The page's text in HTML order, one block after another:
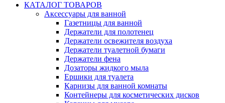
КАТАЛОГ ТОВАРОВ
Аксессуары для ванной
Газетницы для ванной
Держатели для полотенец
Держатели освежителя воздуха
Держатели туалетной бумаги
Держатели фена
Дозаторы жидкого мыла
Ершики для туалета
Карнизы для ванной комнаты
Контейнеры для косметических дисков